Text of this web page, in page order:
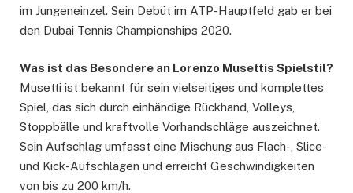
im Jungeneinzel. Sein Debüt im ATP-Hauptfeld gab er bei
den Dubai Tennis Championships 2020.
Was ist das Besondere an Lorenzo Musettis Spielstil?
Musetti ist bekannt für sein vielseitiges und komplettes
Spiel, das sich durch einhändige Rückhand, Volleys,
Stoppbälle und kraftvolle Vorhandschläge auszeichnet.
Sein Aufschlag umfasst eine Mischung aus Flach-, Slice-
und Kick-Aufschlägen und erreicht Geschwindigkeiten
von bis zu 200 km/h.